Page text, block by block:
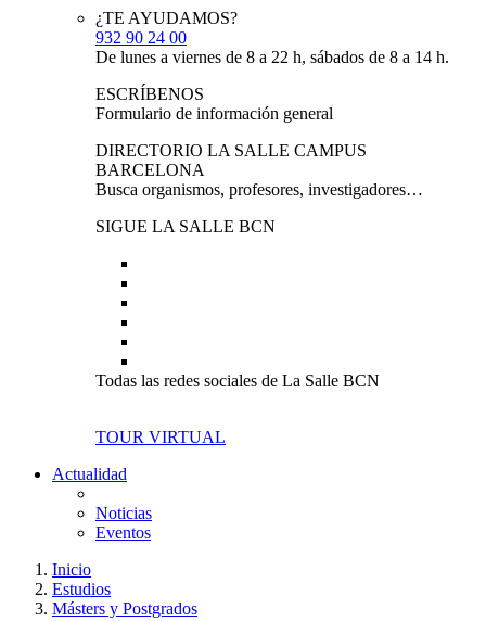
¿TE AYUDAMOS?
932 90 24 00
De lunes a viernes de 8 a 22 h, sábados de 8 a 14 h.
ESCRÍBENOS
Formulario de información general
DIRECTORIO LA SALLE CAMPUS
BARCELONA
Busca organismos, profesores, investigadores…
SIGUE LA SALLE BCN
Todas las redes sociales de La Salle BCN
TOUR VIRTUAL
Actualidad
Noticias
Eventos
Inicio
Estudios
Másters y Postgrados